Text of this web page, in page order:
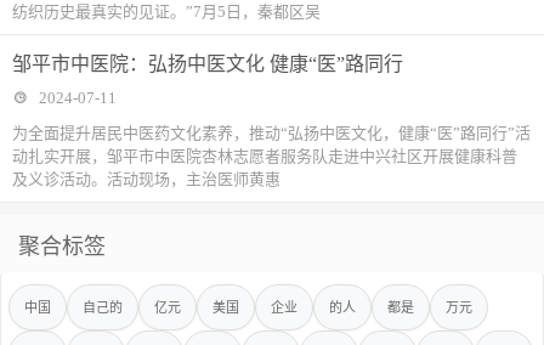
纺织历史最真实的见证。”7月5日，秦都区吴
邹平市中医院：弘扬中医文化 健康“医”路同行
2024-07-11
为全面提升居民中医药文化素养，推动“弘扬中医文化，健康“医”路同行”活
动扎实开展，邹平市中医院杏林志愿者服务队走进中兴社区开展健康科普
及义诊活动。活动现场，主治医师黄惠
聚合标签
中国 自己的 亿元 美国 企业 的人 都是 万元